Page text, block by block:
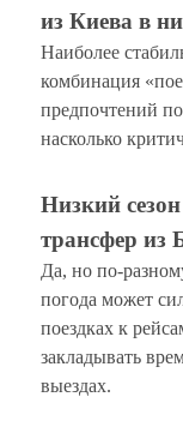
из Киева в
Наиболее
комбинация
предпочтений
насколько
Низкий
трансфер из
Да, но по-
погода может
поездках к
закладывать
выездах.